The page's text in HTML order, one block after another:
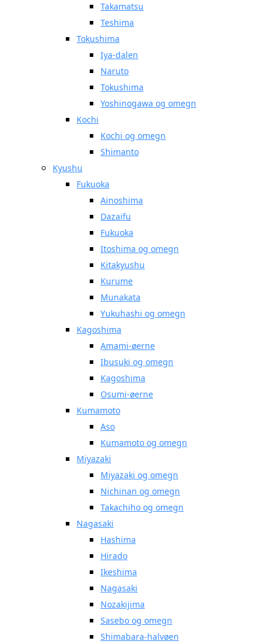
Takamatsu
Teshima
Tokushima
Iya-dalen
Naruto
Tokushima
Yoshinogawa og omegn
Kochi
Kochi og omegn
Shimanto
Kyushu
Fukuoka
Ainoshima
Dazaifu
Fukuoka
Itoshima og omegn
Kitakyushu
Kurume
Munakata
Yukuhashi og omegn
Kagoshima
Amami-øerne
Ibusuki og omegn
Kagoshima
Osumi-øerne
Kumamoto
Aso
Kumamoto og omegn
Miyazaki
Miyazaki og omegn
Nichinan og omegn
Takachiho og omegn
Nagasaki
Hashima
Hirado
Ikeshima
Nagasaki
Nozakijima
Sasebo og omegn
Shimabara-halvøen